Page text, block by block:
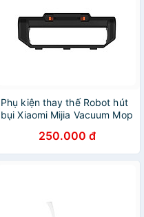
Phụ kiện thay thế Robot hút
bụi Xiaomi Mijia Vacuum Mop
250.000 đ